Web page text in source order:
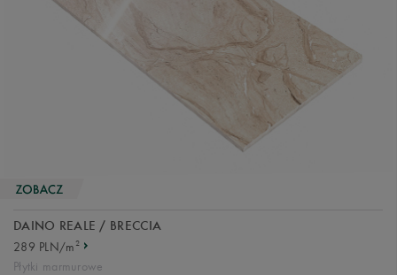
DAINO REALE / BRECCIA
289 PLN/m2
Płytki marmurowe